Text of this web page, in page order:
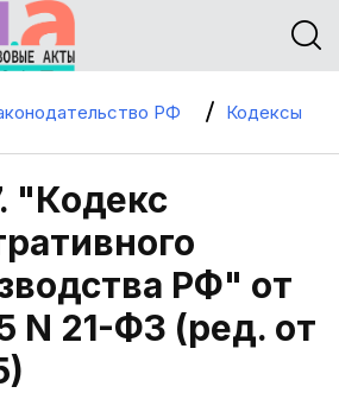
РФ Кодексы
"Кодекс
РФ" от
N 21-ФЗ (ред. от